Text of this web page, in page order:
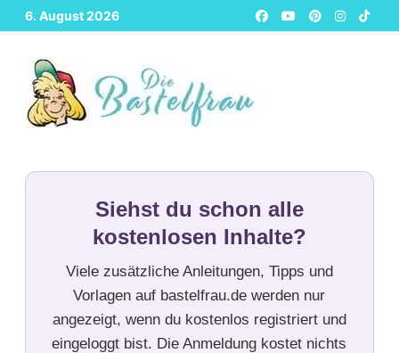
Zurück
zum
Inhalt
6. August 2026
Siehst du schon alle
kostenlosen Inhalte?
Viele zusätzliche Anleitungen, Tipps und
Vorlagen auf bastelfrau.de werden nur
angezeigt, wenn du kostenlos registriert und
eingeloggt bist. Die Anmeldung kostet nichts